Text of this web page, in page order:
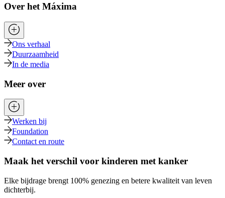
Over het Máxima
Ons verhaal
Duurzaamheid
In de media
Meer over
Werken bij
Foundation
Contact en route
Maak het verschil voor kinderen met kanker
Elke bijdrage brengt 100% genezing en betere kwaliteit van leven
dichterbij.